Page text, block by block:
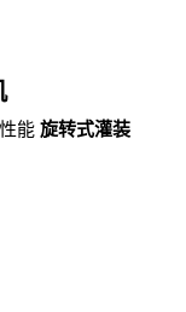
能 旋转式灌装